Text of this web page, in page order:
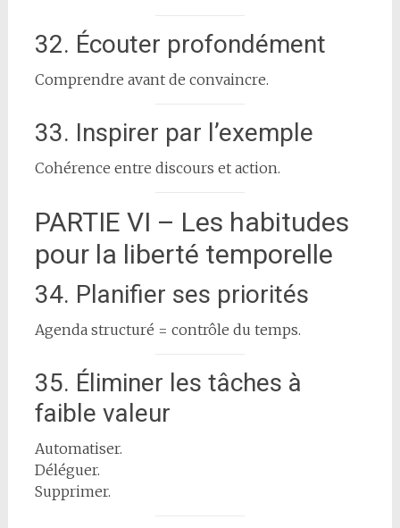
32. Écouter profondément
Comprendre avant de convaincre.
33. Inspirer par l’exemple
Cohérence entre discours et action.
PARTIE VI – Les habitudes
pour la liberté temporelle
34. Planifier ses priorités
Agenda structuré = contrôle du temps.
35. Éliminer les tâches à
faible valeur
Automatiser.
Déléguer.
Supprimer.